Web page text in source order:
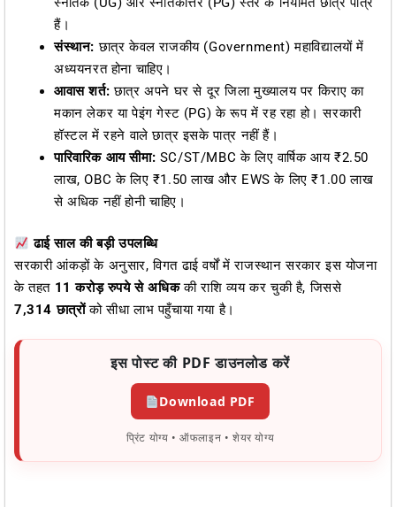
हैं।
संस्थान: छात्र केवल राजकीय (Government) महाविद्यालयों में
अध्ययनरत होना चाहिए।
आवास शर्त: छात्र अपने घर से दूर जिला मुख्यालय पर किराए का
मकान लेकर या पेइंग गेस्ट (PG) के रूप में रह रहा हो। सरकारी
हॉस्टल में रहने वाले छात्र इसके पात्र नहीं हैं।
पारिवारिक आय सीमा: SC/ST/MBC के लिए वार्षिक आय ₹2.50
लाख, OBC के लिए ₹1.50 लाख और EWS के लिए ₹1.00 लाख
से अधिक नहीं होनी चाहिए।
ढाई साल की बड़ी उपलब्धि
सरकारी आंकड़ों के अनुसार, विगत ढाई वर्षों में राजस्थान सरकार इस योजना
के तहत 11 करोड़ रुपये से अधिककी राशि व्यय कर चुकी है, जिससे
7,314 छात्रोंको सीधा लाभ पहुँचाया गया है।
इस पोस्ट की PDF डाउनलोड करें
Download PDF
प्रिंट योग्य • ऑफलाइन • शेयर योग्य